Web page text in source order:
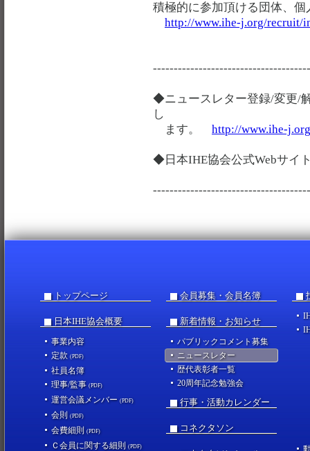
積極的に参加頂ける団体、
http://www.ihe-j.org/recruit/
◆ニュースレター登録/変更/
し
ます。 http://www.ihe-
◆日本IHE協会公式Web
トップページ
日本IHE協会概要
事業内容
定款 (PDF)
社員名簿
理事/監事 (PDF)
運営会議メンバー (PDF)
会則 (PDF)
会費細則 (PDF)
Ｃ会員に関する細則 (PDF)
会員募集・会員名簿
新着情報・お知らせ
パブリックコメント募集
ニュースレター
歴代表彰者一覧
20周年記念勉強会
行事・活動カレンダー
コネクタソン